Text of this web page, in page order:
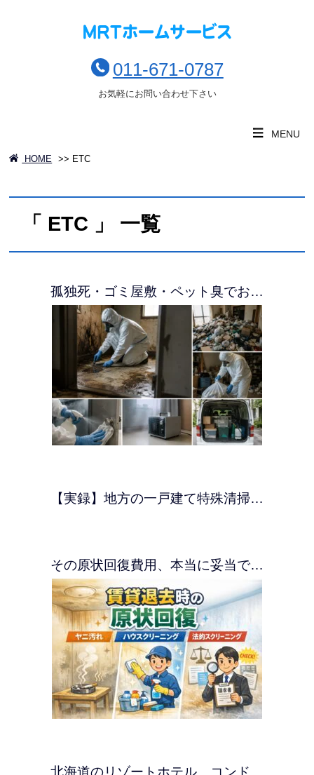
011-671-0787
お気軽にお問い合わせ下さい
MENU
HOME >> ETC
「 ETC 」 一覧
孤独死・ゴミ屋敷・ペット臭でお…
【実録】地方の一戸建て特殊清掃…
その原状回復費用、本当に妥当で…
北海道のリゾートホテル、コンド…